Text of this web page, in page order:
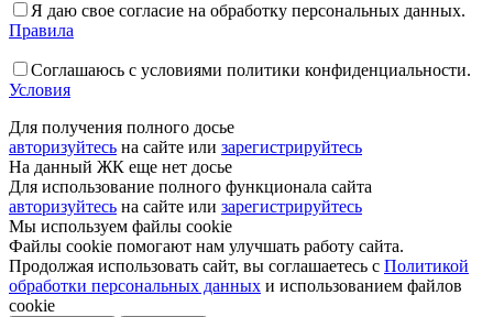
Я даю свое согласие на обработку персональных данных.
Правила
Соглашаюсь с условиями политики конфиденциальности.
Условия
Для получения полного досье
авторизуйтесь на сайте или зарегистрируйтесь
На данный ЖК еще нет досье
Для использование полного функционала сайта
авторизуйтесь на сайте или зарегистрируйтесь
Мы используем файлы cookie
Файлы cookie помогают нам улучшать работу сайта.
Продолжая использовать сайт, вы соглашаетесь с Политикой
обработки персональных данных и использованием файлов
cookie